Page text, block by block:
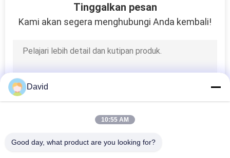
Tinggalkan pesan
Kami akan segera menghubungi Anda kembali!
David
10:55 AM
Good day, what product are you looking for?